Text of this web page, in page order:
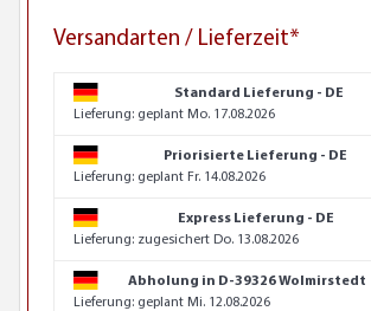
Versandarten / Lieferzeit*
Standard Lieferung - DE
Lieferung: geplant Mo. 17.08.2026
Priorisierte Lieferung - DE
Lieferung: geplant Fr. 14.08.2026
Express Lieferung - DE
Lieferung: zugesichert Do. 13.08.2026
Abholung in D-39326 Wolmirstedt
Lieferung: geplant Mi. 12.08.2026